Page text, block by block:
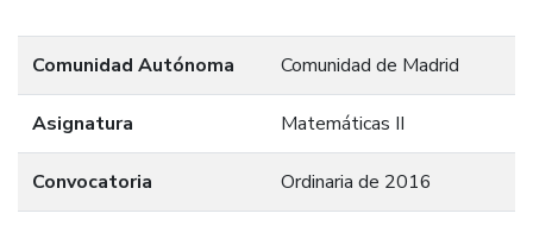
Comunidad Autónoma Comunidad de Madrid
Asignatura Matemáticas II
Convocatoria Ordinaria de 2016